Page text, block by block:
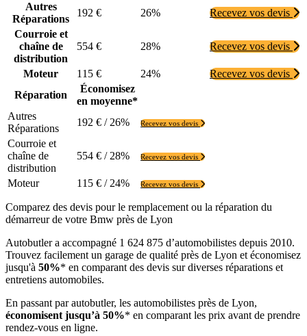
Autres
Réparations
192 € 26%
Recevez vos devis
Courroie et
chaîne de
distribution
554 € 28% Recevez vos devis
Moteur 115 € 24%
Recevez vos devis
Réparation
Économisez
en moyenne*
Autres
Réparations
192 € / 26% Recevez vos devis
Courroie et
chaîne de
distribution
554 € / 28% Recevez vos devis
Moteur 115 € / 24% Recevez vos devis
Comparez des devis pour le remplacement ou la réparation du
démarreur de votre Bmw près de Lyon
Autobutler a accompagné 1 624 875 d’automobilistes depuis 2010.
Trouvez facilement un garage de qualité près de Lyon et économisez
jusqu'à 50%* en comparant des devis sur diverses réparations et
entretiens automobiles.
En passant par autobutler, les automobilistes près de Lyon,
économisent jusqu’à 50%* en comparant les prix avant de prendre
rendez-vous en ligne.